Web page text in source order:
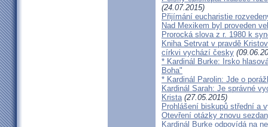
(24.07.2015)
Přijímání eucharistie
Nad Mexikem byl proveden
Prorocká slova z r. 1980 k
Kniha Setrvat v pravdě
církvi vychází česky
* Kardinál Burke: Irsko
Boha"
* Kardinál Parolin: Jde o
Kardinál Sarah: Je správné
Krista(27.05.2015)
Prohlášení biskupů střední a
Otevření otázky znovu
Kardinál Burke odpovídá na